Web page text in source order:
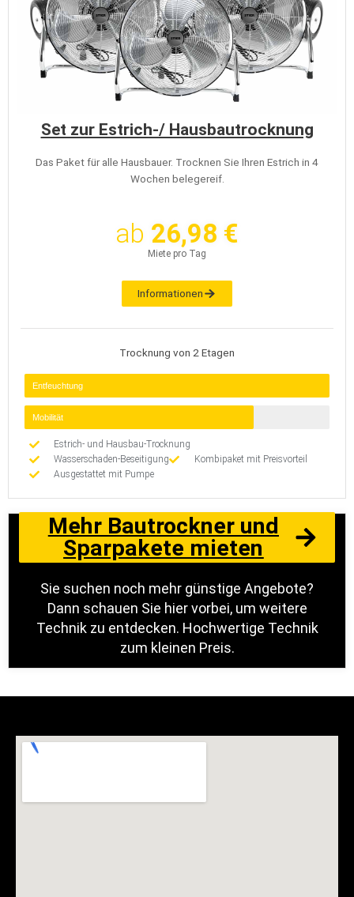
Set zur Estrich-/ Hausbautrocknung
Das Paket für alle Hausbauer. Trocknen Sie Ihren Estrich in 4
Wochen belegereif.
ab 26,98 €
Miete pro Tag
Informationen
Trocknung von 2 Etagen
Entfeuchtung
Mobilität
Estrich- und Hausbau-Trocknung
Wasserschaden-Beseitigung
Kombipaket mit Preisvorteil
Ausgestattet mit Pumpe
Mehr Bautrockner und
Sparpakete mieten
Sie suchen noch mehr günstige Angebote?
Dann schauen Sie hier vorbei, um weitere
Technik zu entdecken. Hochwertige Technik
zum kleinen Preis.